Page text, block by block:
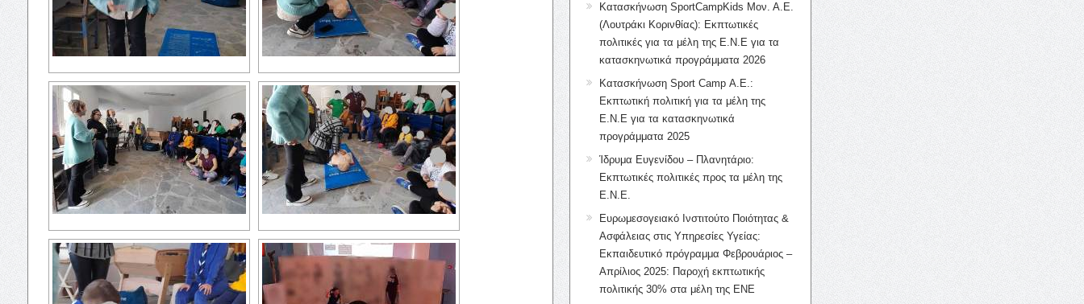
Κατασκήνωση SportCampKids Μον. Α.Ε.
(Λουτράκι Κορινθίας): Εκπτωτικές
πολιτικές για τα μέλη της Ε.Ν.Ε για τα
κατασκηνωτικά προγράμματα 2026
Κατασκήνωση Sport Camp Α.Ε.:
Εκπτωτική πολιτική για τα μέλη της
Ε.Ν.Ε για τα κατασκηνωτικά
προγράμματα 2025
Ίδρυμα Ευγενίδου – Πλανητάριο:
Εκπτωτικές πολιτικές προς τα μέλη της
Ε.Ν.Ε.
Ευρωμεσογειακό Ινστιτούτο Ποιότητας &
Ασφάλειας στις Υπηρεσίες Υγείας:
Εκπαιδευτικό πρόγραμμα Φεβρουάριος –
Απρίλιος 2025: Παροχή εκπτωτικής
πολιτικής 30% στα μέλη της ΕΝΕ